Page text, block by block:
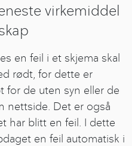
virkemiddel
en feil i et skjema skal
rødt, for dette er
for de uten syn eller de
nettside. Det er også
har blitt en feil. I dette
en feil automatisk i